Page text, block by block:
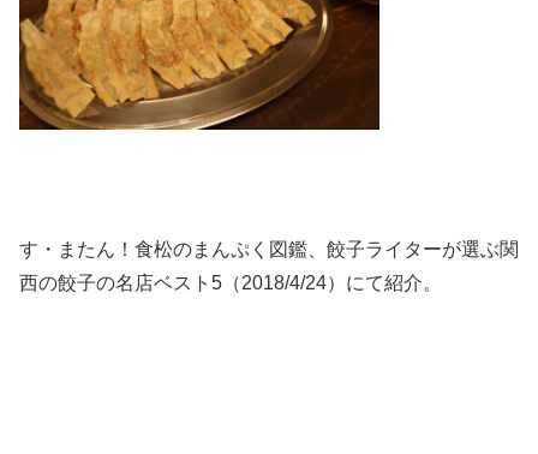
す・またん！食松のまんぷく図鑑、餃子ライターが選ぶ関
西の餃子の名店ベスト5（2018/4/24）にて紹介。